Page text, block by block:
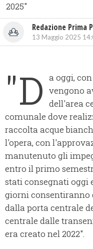
2025"
Redazione Prima
13 Maggio 2025
"D a oggi,
vengono
dell'area
comunale dove
raccolta acque
l'opera, con
manutenuto gli
entro il primo
stati consegnati oggi
giorni consentiranno
dalla porta centrale
centrale dalle
era creato nel 2022".